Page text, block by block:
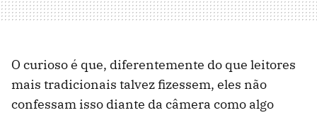
O curioso é que, diferentemente do que leitores
mais tradicionais talvez fizessem, eles não
confessam isso diante da câmera como algo